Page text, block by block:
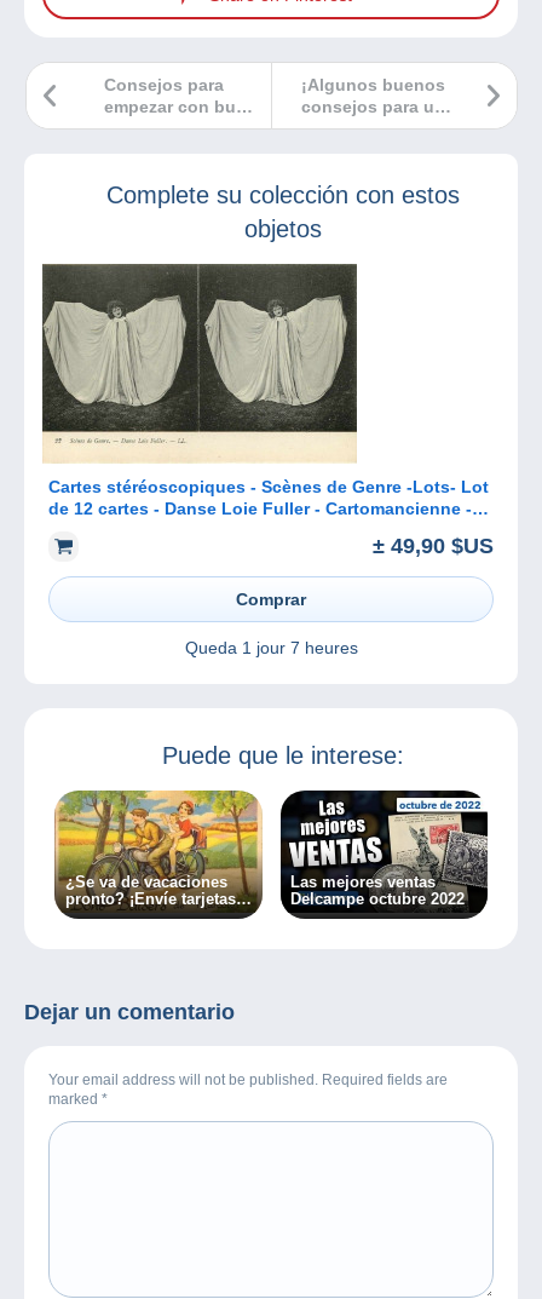
¡Algunos buenos
consejos para un
cartófilo!
Consejos para
empezar con buen
pie en el mundo
Complete su colección con estos
objetos
Cartes stéréoscopiques - Scènes de Genre -Lots- Lot
de 12 cartes - Danse Loie Fuller - Cartomancienne -
± 49,90 $US
Comprar
Queda 1 jour 7 heures
Puede que le interese:
¿Se va de vacaciones
pronto? ¡Envíe tarjetas
postales !
Las mejores ventas
Delcampe octubre 2022
Dejar un comentario
Your email address will not be published. Required fields are
marked *